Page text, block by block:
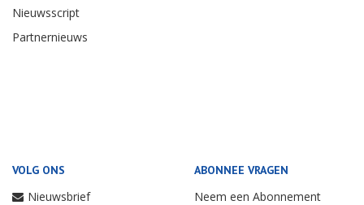
Nieuwsscript
Partnernieuws
VOLG ONS
Nieuwsbrief
ABONNEE VRAGEN
Neem een Abonnement